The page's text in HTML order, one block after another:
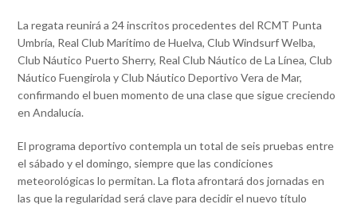
La regata reunirá a 24 inscritos procedentes del RCMT Punta
Umbría, Real Club Marítimo de Huelva, Club Windsurf Welba,
Club Náutico Puerto Sherry, Real Club Náutico de La Línea, Club
Náutico Fuengirola y Club Náutico Deportivo Vera de Mar,
confirmando el buen momento de una clase que sigue creciendo
en Andalucía.
El programa deportivo contempla un total de seis pruebas entre
el sábado y el domingo, siempre que las condiciones
meteorológicas lo permitan. La flota afrontará dos jornadas en
las que la regularidad será clave para decidir el nuevo título